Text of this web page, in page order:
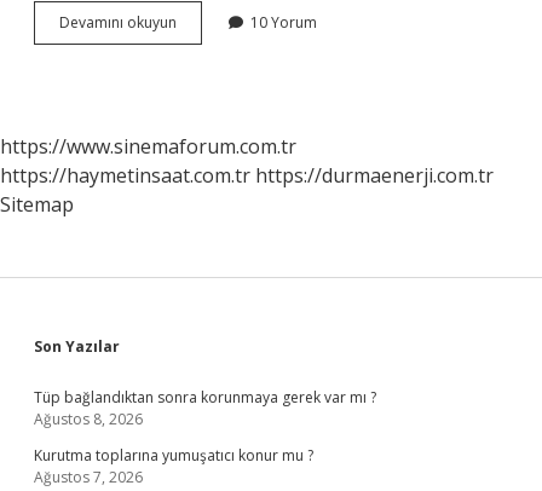
Devamını okuyun Çözünme
Nedir
10 Yorum
https://www.sinemaforum.com.tr
https://haymetinsaat.com.tr https://durmaenerji.com.tr
Sitemap
Sidebar
Son Yazılar
Tüp bağlandıktan sonra korunmaya gerek var mı ?
Ağustos 8, 2026
Kurutma toplarına yumuşatıcı konur mu ?
Ağustos 7, 2026